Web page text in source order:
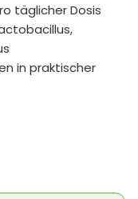
täglicher Dosis
in praktischer